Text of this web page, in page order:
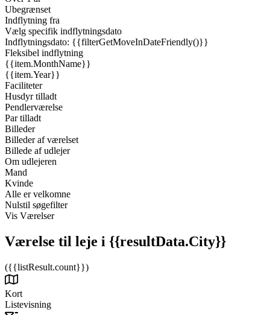
Ubegrænset
Indflytning fra
Vælg specifik indflytningsdato
Indflytningsdato: {{filterGetMoveInDateFriendly()}}
Fleksibel indflytning
{{item.MonthName}}
{{item.Year}}
Faciliteter
Husdyr tilladt
Pendlerværelse
Par tilladt
Billeder
Billeder af værelset
Billede af udlejer
Om udlejeren
Mand
Kvinde
Alle er velkomne
Nulstil søgefilter
Vis Værelser
Værelse til leje i {{resultData.City}}
({{listResult.count}})
Kort
Listevisning